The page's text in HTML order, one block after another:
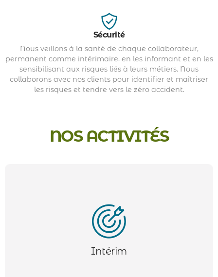
Sécurité
Nous veillons à la santé de chaque collaborateur,
permanent comme intérimaire, en les informant et en les
sensibilisant aux risques liés à leurs métiers. Nous
collaborons avec nos clients pour identifier et maîtriser
les risques et tendre vers le zéro accident.
NOS ACTIVITÉS
Intérim
L’intérim ou travail temporaire, est un type d’emploi où
une entreprise engage un salarié via une agence de
travail temporaire (ETT) pour une durée limitée.
L'intérimaire est embauché par l’agence, qui le met à
Nous accompagnons nos clients dans le recrutement
en CDD et CDI. De l’étude de poste à la proposition de
candidats qualifiés, nos équipes travaillent pour